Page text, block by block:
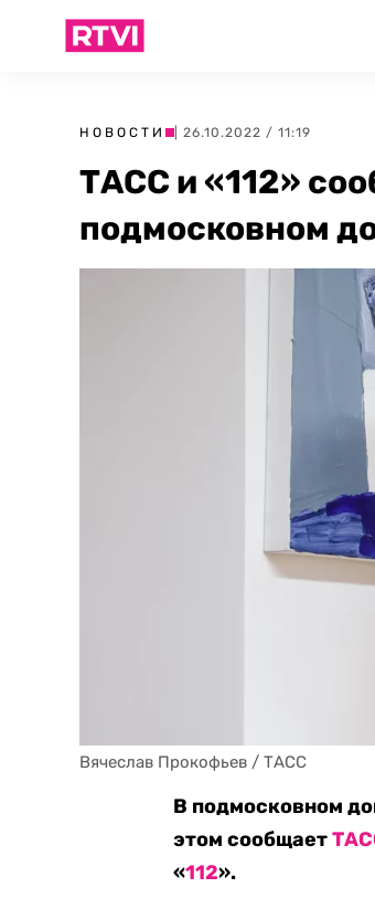
НОВОСТИ | 26.10.2022 / 11:19
ТАСС и «112»
подмосковном
Вячеслав Прокофьев / ТАСС
В подмосковном
этом сообщает
«112».